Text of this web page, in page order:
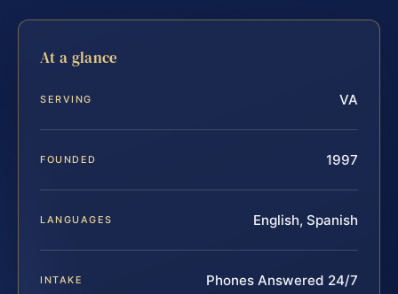
At a glance
SERVING VA
FOUNDED 1997
LANGUAGES English, Spanish
INTAKE Phones Answered 24/7